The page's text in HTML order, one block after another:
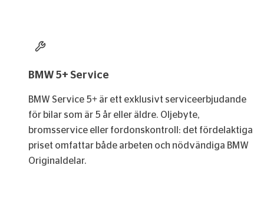
BMW 5+ Service
BMW Service 5+ är ett exklusivt serviceerbjudande
för bilar som är 5 år eller äldre. Oljebyte,
bromsservice eller fordonskontroll: det fördelaktiga
priset omfattar både arbeten och nödvändiga BMW
Originaldelar.